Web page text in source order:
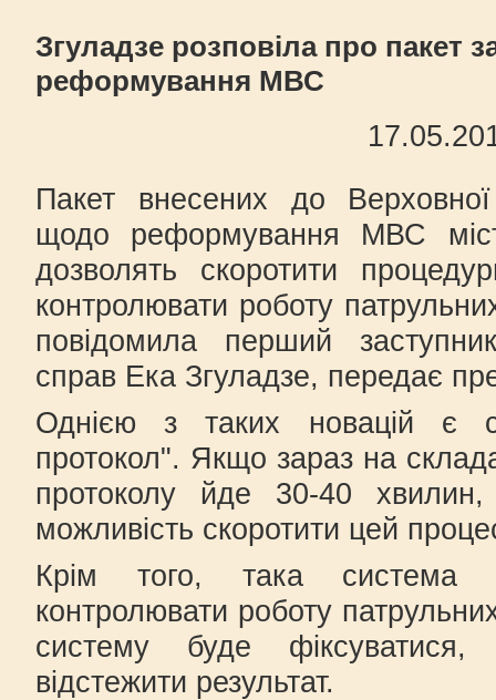
Згуладзе розповіла про пакет
реформування МВС
Пакет внесених до
щодо реформування МВС
дозволять скоротити
контролювати роботу
повідомила перший
справ Ека Згуладзе, передає
Однією з таких новацій є
протокол". Якщо зараз на
протоколу йде 30-40
можливість скоротити цей
Крім того, така система
контролювати роботу
систему буде
відстежити результат.